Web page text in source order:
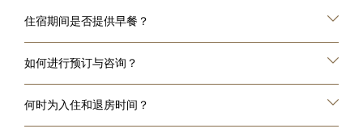
住宿期间是否提供早餐？
如何进行预订与咨询？
何时为入住和退房时间？